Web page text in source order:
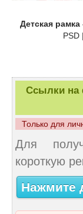
Детская
PSD
Ссылки на
Только для
Для
короткую
Нажмите